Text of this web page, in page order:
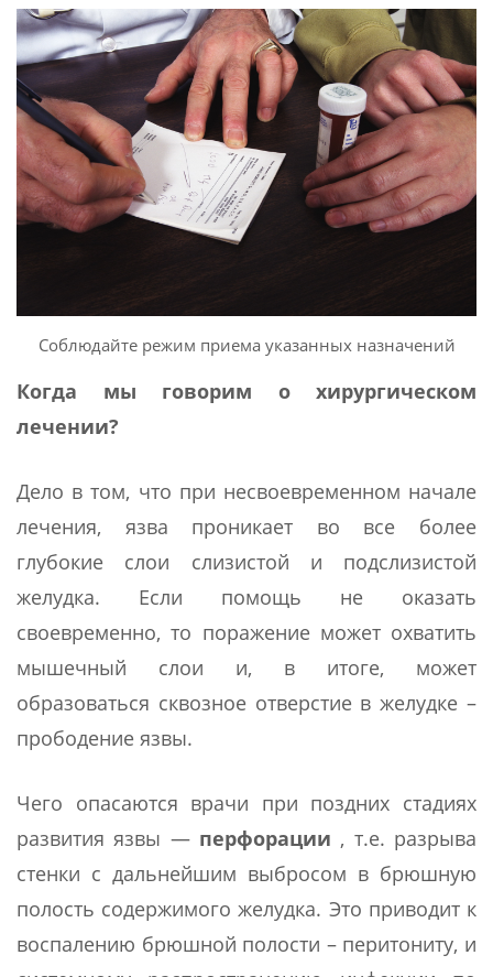
Соблюдайте режим приема указанных назначений
Когда мы говорим о хирургическом
лечении?
Дело в том, что при несвоевременном начале
лечения, язва проникает во все более
глубокие слои слизистой и подслизистой
желудка. Если помощь не оказать
своевременно, то поражение может охватить
мышечный слои и, в итоге, может
образоваться сквозное отверстие в желудке –
прободение язвы.
Чего опасаются врачи при поздних стадиях
развития язвы — перфорации , т.е. разрыва
стенки с дальнейшим выбросом в брюшную
полость содержимого желудка. Это приводит к
воспалению брюшной полости – перитониту, и